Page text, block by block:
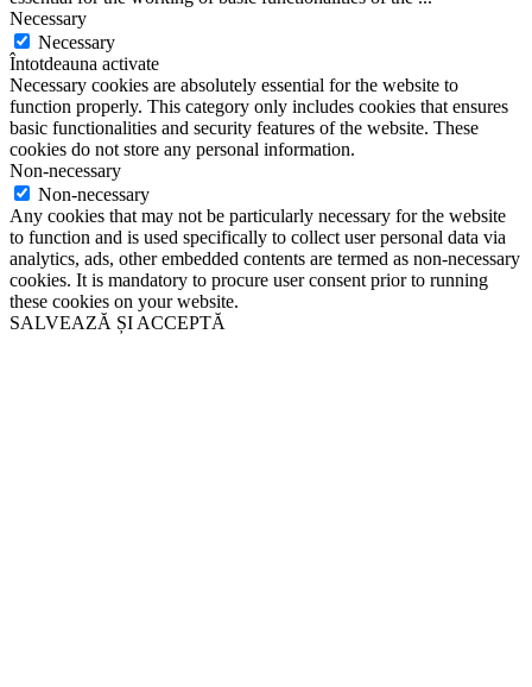
Necessary
Necessary
Întotdeauna activate
Necessary cookies are absolutely essential for the website to
function properly. This category only includes cookies that ensures
basic functionalities and security features of the website. These
cookies do not store any personal information.
Non-necessary
Non-necessary
Any cookies that may not be particularly necessary for the website
to function and is used specifically to collect user personal data via
analytics, ads, other embedded contents are termed as non-necessary
cookies. It is mandatory to procure user consent prior to running
these cookies on your website.
SALVEAZĂ ȘI ACCEPTĂ